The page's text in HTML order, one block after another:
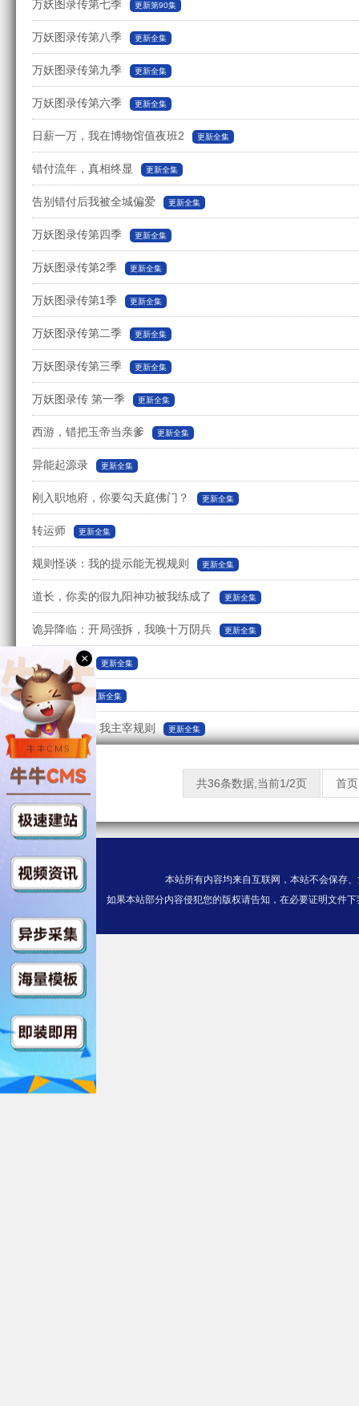
万妖图录传第七季 更新第90集
万妖图录传第八季 更新全集
万妖图录传第九季 更新全集
万妖图录传第六季 更新全集
日薪一万，我在博物馆值夜班2 更新全集
错付流年，真相终显 更新全集
告别错付后我被全城偏爱 更新全集
万妖图录传第四季 更新全集
万妖图录传第2季 更新全集
万妖图录传第1季 更新全集
万妖图录传第二季 更新全集
万妖图录传第三季 更新全集
万妖图录传 第一季 更新全集
西游，错把玉帝当亲爹 更新全集
异能起源录 更新全集
刚入职地府，你要勾天庭佛门？ 更新全集
转运师 更新全集
规则怪谈：我的提示能无视规则 更新全集
道长，你卖的假九阳神功被我练成了 更新全集
诡异降临：开局强拆，我唤十万阴兵 更新全集
第九档案馆 更新全集
入职地府 更新全集
诡异直播间，我主宰规则 更新全集
共36条数据,当前1/2页 首页
本站所有内容均来自互联网，本站不会保存
如果本站部分内容侵犯您的版权请告知，在必要证明文件
×